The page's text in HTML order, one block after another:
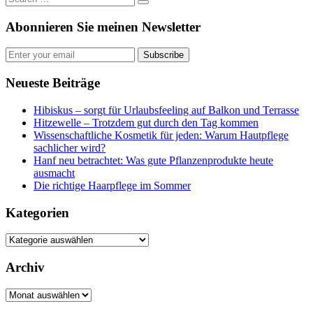
Abonnieren Sie meinen Newsletter
Subscribe
Neueste Beiträge
Hibiskus – sorgt für Urlaubsfeeling auf Balkon und Terrasse
Hitzewelle – Trotzdem gut durch den Tag kommen
Wissenschaftliche Kosmetik für jeden: Warum Hautpflege
sachlicher wird?
Hanf neu betrachtet: Was gute Pflanzenprodukte heute
ausmacht
Die richtige Haarpflege im Sommer
Kategorien
Kategorien
Archiv
Archiv